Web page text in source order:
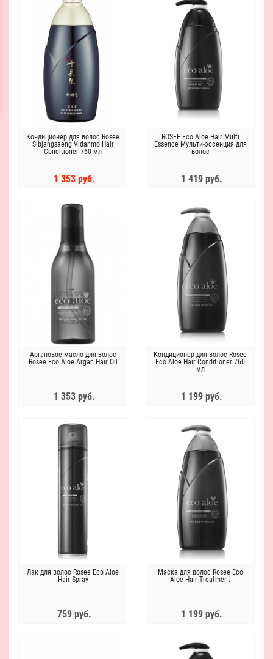
Кондиционер для волос Rosee
Sibjangsaeng Vidanmo Hair
Conditioner 760 мл
1 353 руб.
ROSEE Eco Aloe Hair Multi
Essence Мульти-эссенция для
волос
1 419 руб.
Аргановое масло для волос
Rosee Eco Aloe Argan Hair Oil
1 353 руб.
Кондиционер для волос Rosee
Eco Aloe Hair Conditioner 760
мл
1 199 руб.
Лак для волос Rosee Eco Aloe
Hair Spray
759 руб.
Маска для волос Rosee Eco
Aloe Hair Treatment
1 199 руб.